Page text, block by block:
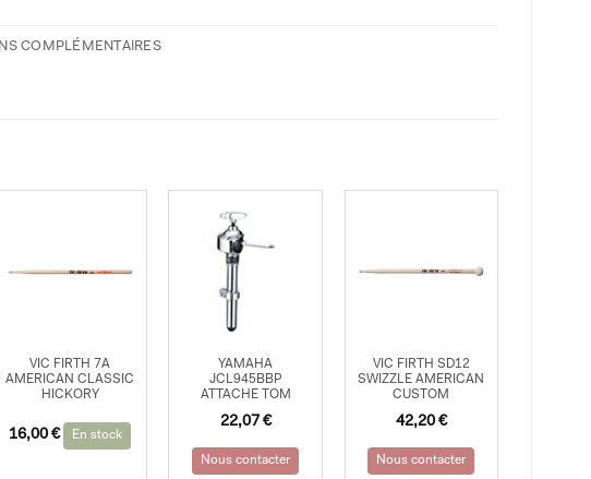
COMPLÉMENTAIRES
VIC FIRTH 7A
AMERICAN CLASSIC
HICKORY
16,00€ En stock
YAMAHA
JCL945BBP
ATTACHE TOM
22,07€
Nous contacter
VIC FIRTH SD12
SWIZZLE AMERICAN
CUSTOM
42,20 €
Nous contacter